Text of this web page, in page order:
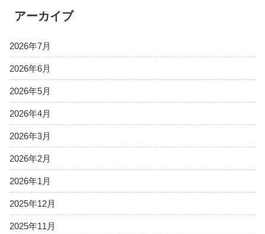
アーカイブ
2026年7月
2026年6月
2026年5月
2026年4月
2026年3月
2026年2月
2026年1月
2025年12月
2025年11月